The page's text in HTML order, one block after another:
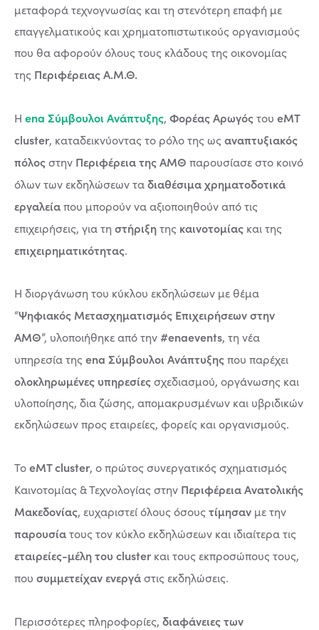
μεταφορά τεχνογνωσίας και τη στενότερη επαφή με
επαγγελματικούς και χρηματοπιστωτικούς οργανισμούς
που θα αφορούν όλους τους κλάδους της οικονομίας
της Περιφέρειας Α.Μ.Θ.
Η ena Σύμβουλοι Ανάπτυξης, Φορέας Αρωγόςτου eMT
cluster, καταδεικνύοντας το ρόλο της ωςαναπτυξιακός
πόλοςστην Περιφέρεια της ΑΜΘ παρουσίασε στο κοινό
όλων των εκδηλώσεων ταδιαθέσιμα χρηματοδοτικά
εργαλείαπου μπορούν να αξιοποιηθούν από τις
επιχειρήσεις, για τη στήριξητης καινοτομίας και της
επιχειρηματικότητας.
Η διοργάνωση του κύκλου εκδηλώσεων με θέμα
“Ψηφιακός Μετασχηματισμός Επιχειρήσεων στην
ΑΜΘ”, υλοποιήθηκε από την#enaevents, τη νέα
υπηρεσία τηςena Σύμβουλοι Ανάπτυξηςπου παρέχει
ολοκληρωμένες υπηρεσίεςσχεδιασμού, οργάνωσης και
υλοποίησης, δια ζώσης, απομακρυσμένων και υβριδικών
εκδηλώσεων προς εταιρείες, φορείς και οργανισμούς.
ΤοeMT cluster, ο πρώτος συνεργατικός σχηματισμός
Καινοτομίας & Τεχνολογίας στην Περιφέρεια Ανατολικής
Μακεδονίας, ευχαριστεί όλους όσουςτίμησαν με την
παρουσίατους τον κύκλο εκδηλώσεων και ιδιαίτερα τις
εταιρείες-μέλη του clusterκαι τους εκπροσώπους τους,
που συμμετείχαν ενεργάστις εκδηλώσεις.
Περισσότερες πληροφορίες, διαφάνειες των